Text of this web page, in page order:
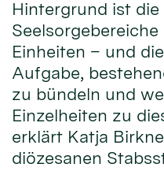
Hintergrund ist die
Einheiten – und
Aufgabe,
zu bündeln und
Einzelheiten zu
erklärt Katja
diözesanen